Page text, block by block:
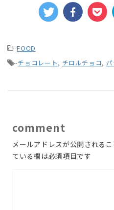
-FOOD
-チョコレート, チロルチョコ,
comment
メールアドレスが公開されるこ
ている欄は必須項目です